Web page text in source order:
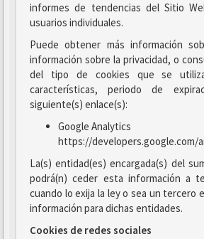
informes de tendencias del Sitio
usuarios individuales.
Puede obtener más información
información sobre la privacidad, o
del tipo de cookies que se
características, periodo de
siguiente(s) enlace(s):
Google Analytics
https://developers.google.com/
La(s) entidad(es) encargada(s) del
podrá(n) ceder esta información a
cuando lo exija la ley o sea un tercero
información para dichas entidades.
Cookies de redes sociales